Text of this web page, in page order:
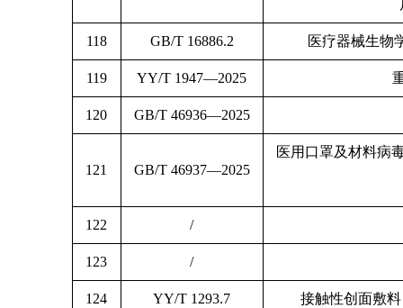
118 GB/T 16886.2 医疗器械生物
119 YY/T 1947—2025
120 GB/T 46936—2025
121 GB/T 46937—2025
医用口罩及材料病
122 /
123 /
124 YY/T 1293.7 接触性创面敷